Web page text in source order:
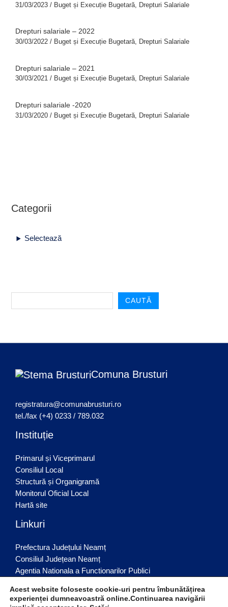
31/03/2023 / Buget și Execuție Bugetară, Drepturi Salariale
Drepturi salariale – 2022
30/03/2022 / Buget și Execuție Bugetară, Drepturi Salariale
Drepturi salariale – 2021
30/03/2021 / Buget și Execuție Bugetară, Drepturi Salariale
Drepturi salariale -2020
31/03/2020 / Buget și Execuție Bugetară, Drepturi Salariale
Categorii
Selectează
CAUTĂ
Comuna Brusturi
registratura@comunabrusturi.ro
tel./fax (+4) 0233 / 789.032
Instituție
Primarul și Viceprimarul
Consiliul Local
Structură și Organigramă
Monitorul Oficial Local
Hartă site
Linkuri
Prefectura Județului Neamț
Consiliul Județean Neamț
Agentia Nationala a Functionarilor Publici
Inspectoratul Scolar Judetean Neamț
Acest website foloseste cookie-uri pentru îmbunătățirea
experienței dumneavoastră online.Continuarea navigării